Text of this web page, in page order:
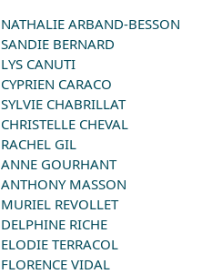
NATHALIE ARBAND-BESSON
SANDIE BERNARD
LYS CANUTI
CYPRIEN CARACO
SYLVIE CHABRILLAT
CHRISTELLE CHEVAL
RACHEL GIL
ANNE GOURHANT
ANTHONY MASSON
MURIEL REVOLLET
DELPHINE RICHE
ELODIE TERRACOL
FLORENCE VIDAL